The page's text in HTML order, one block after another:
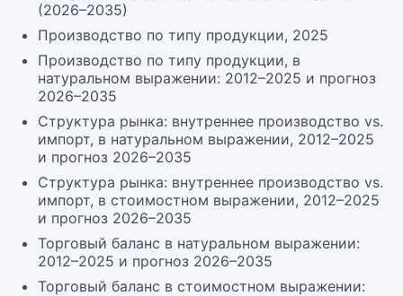
(2026–2035)
Производство по типу продукции, 2025
Производство по типу продукции, в
натуральном выражении: 2012–2025 и прогноз
2026–2035
Структура рынка: внутреннее производство vs.
импорт, в натуральном выражении, 2012–2025
и прогноз 2026–2035
Структура рынка: внутреннее производство vs.
импорт, в стоимостном выражении, 2012–2025
и прогноз 2026–2035
Торговый баланс в натуральном выражении:
2012–2025 и прогноз 2026–2035
Торговый баланс в стоимостном выражении: